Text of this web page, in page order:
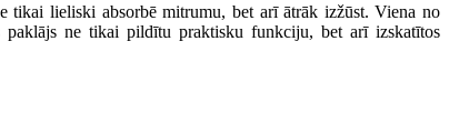
tikai lieliski absorbē mitrumu, bet arī ātrāk izžūst. Viena no
paklājs ne tikai pildītu praktisku funkciju, bet arī izskatītos